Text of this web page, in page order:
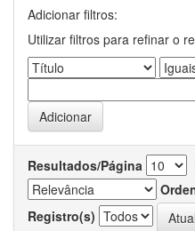
Adicionar filtros:
Utilizar filtros para refinar o
Resultados/Página
Registro(s)